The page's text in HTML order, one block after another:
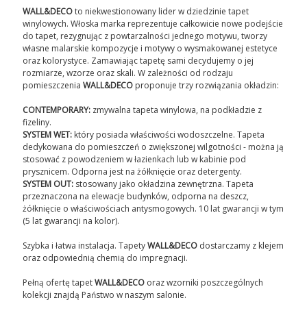
WALL&DECOto niekwestionowany lider w dziedzinie tapet
winylowych. Włoska marka reprezentuje całkowicie nowe podejście
do tapet, rezygnując z powtarzalności jednego motywu, tworzy
własne malarskie kompozycje i motywy o wysmakowanej estetyce
oraz kolorystyce. Zamawiając tapetę sami decydujemy o jej
rozmiarze, wzorze oraz skali. W zależności od rodzaju
pomieszczeniaWALL&DECO proponuje trzy rozwiązania okładzin:
CONTEMPORARY: zmywalna tapeta winylowa, na podkładzie z
fizeliny.
SYSTEM WET: który posiada właściwości wodoszczelne. Tapeta
dedykowana do pomieszczeń o zwiększonej wilgotności - można ją
stosować z powodzeniem w łazienkach lub w kabinie pod
prysznicem. Odporna jest na żółknięcie oraz detergenty.
SYSTEM OUT: stosowany jako okładzina zewnętrzna. Tapeta
przeznaczona na elewacje budynków, odporna na deszcz,
żółknięcie o właściwościach antysmogowych. 10 lat gwarancji w tym
(5 lat gwarancji na kolor).
Szybka i łatwa instalacja. TapetyWALL&DECO dostarczamy z klejem
oraz odpowiednią chemią do impregnacji.
Pełną ofertę tapetWALL&DECO oraz wzorniki poszczególnych
kolekcji znajdą Państwo w naszym salonie.